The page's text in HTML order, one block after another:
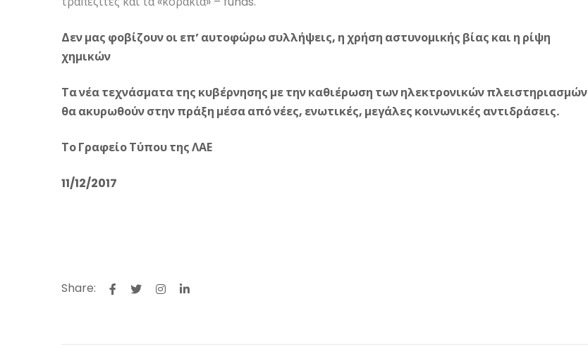
Δεν μας φοβίζουν οι επ’ αυτοφώρω συλλήψεις, η χρήση αστυνομικής βίας και η ρίψη
χημικών
Τα νέα τεχνάσματα της κυβέρνησης με την καθιέρωση των ηλεκτρονικών πλειστηριασμών
θα ακυρωθούν στην πράξη μέσα από νέες, ενωτικές, μεγάλες κοινωνικές αντιδράσεις.
Το Γραφείο Τύπου της ΛΑΕ
11/12/2017
Share: